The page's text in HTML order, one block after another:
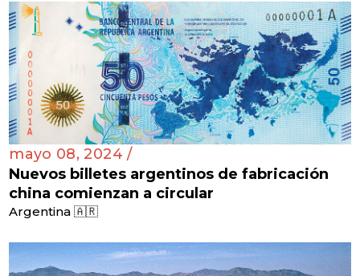
mayo 08, 2024 /
Nuevos billetes argentinos de fabricación
china comienzan a circular
Argentina 🇦🇷